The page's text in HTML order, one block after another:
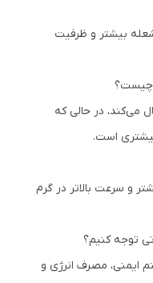
شعله بیشتر و ظرفیت
چیست؟
می‌کند، در حالی که
است.
و سرعت بالاتر در گرم
توجه کنیم؟
ایمنی، مصرف انرژی و